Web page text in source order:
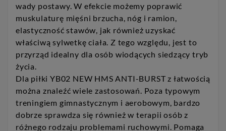
wady postawy. W efekcie możemy poprawić
muskulaturę mięśni brzucha, nóg i ramion,
elastyczność stawów, jak również uzyskać
właściwą sylwetkę ciała. Z tego względu, jest to
przyrząd idealny dla osób wiodących siedzący tryb
życia.
Dla piłki YB02 NEW HMS ANTI-BURST z łatwością
można znaleźć wiele zastosowań. Poza typowym
treningiem gimnastycznym i aerobowym, bardzo
dobrze sprawdza się również w terapii osób z
różnego rodzaju problemami ruchowymi. Pomaga